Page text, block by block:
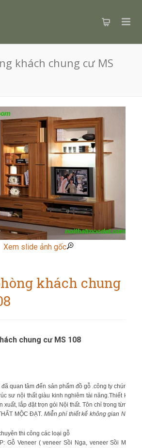
khách chung cư MS
Xem slide ảnh gốc
khách chung
chung cư MS 108
quan tâm đến sản phẩm đồ gỗ .công ty chúng
sư nội thất giàu kinh nghiêm tài năng.Thiết kế
xuất, lắp đặt trọn gói Nội thất. Tôn chỉ trong từng
MỘC ĐẠT. Miễn phí thiết kế không gian Nội
thi công các loại gỗ
Gỗ Veneer ( veneer Sồi Nga, veneer Sồi Mỹ,